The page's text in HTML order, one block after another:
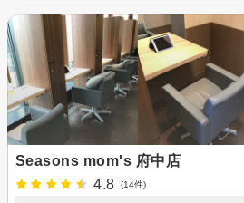
Seasons mom's 府中店
4.8
(14件)